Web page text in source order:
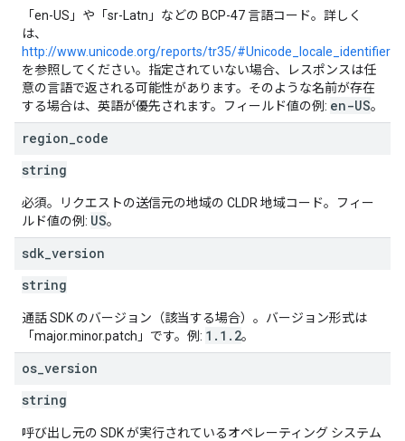
「en-US」や「sr-Latn」などの BCP-47 言語コード。詳しく
は、
http://www.unicode.org/reports/tr35/#Unicode_locale_identifier
を参照してください。指定されていない場合、レスポンスは任
意の言語で返される可能性があります。そのような名前が存在
する場合は、英語が優先されます。フィールド値の例: en-US。
region code
string
必須。リクエストの送信元の地域の CLDR 地域コード。フィー
ルド値の例: US。
sdk version
string
通話 SDK のバージョン（該当する場合）。バージョン形式は
「major.minor.patch」です。例: 1.1.2。
os version
string
呼び出し元の SDK が実行されているオペレーティング システム